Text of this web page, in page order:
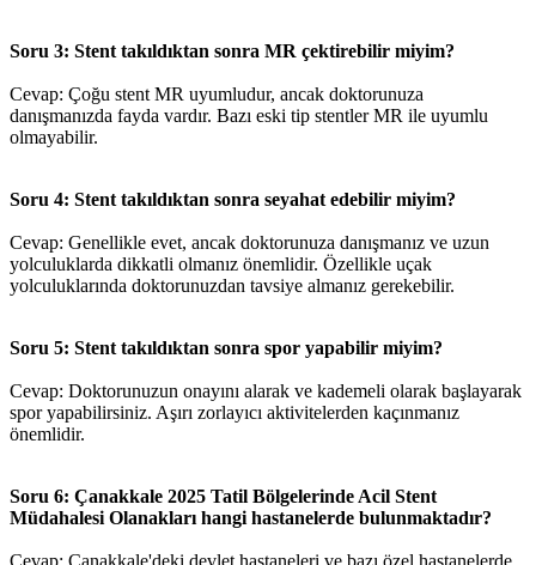
Soru 3: Stent takıldıktan sonra MR çektirebilir miyim?
Cevap: Çoğu stent MR uyumludur, ancak doktorunuza
danışmanızda fayda vardır. Bazı eski tip stentler MR ile uyumlu
olmayabilir.
Soru 4: Stent takıldıktan sonra seyahat edebilir miyim?
Cevap: Genellikle evet, ancak doktorunuza danışmanız ve uzun
yolculuklarda dikkatli olmanız önemlidir. Özellikle uçak
yolculuklarında doktorunuzdan tavsiye almanız gerekebilir.
Soru 5: Stent takıldıktan sonra spor yapabilir miyim?
Cevap: Doktorunuzun onayını alarak ve kademeli olarak başlayarak
spor yapabilirsiniz. Aşırı zorlayıcı aktivitelerden kaçınmanız
önemlidir.
Soru 6: Çanakkale 2025 Tatil Bölgelerinde Acil Stent
Müdahalesi Olanakları hangi hastanelerde bulunmaktadır?
Cevap: Çanakkale'deki devlet hastaneleri ve bazı özel hastanelerde